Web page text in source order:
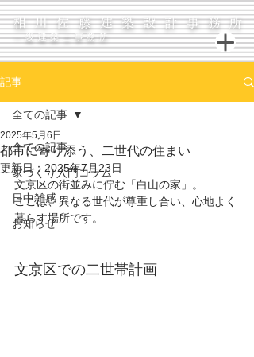
相川佐藤建築設計事務所
一級建築士事務所
記事
全ての記事
家づくり入門コラム
日中雑感
お知らせ
全ての記事
都市に寄り添う、二世代の住まい
2025年5月6日
更新日： 2025年7月23日
文京区の街並みに佇む「白山の家」。
ここは、異なる世代が尊重し合い、心地よく
暮らす場所です。
文京区での二世帯計画